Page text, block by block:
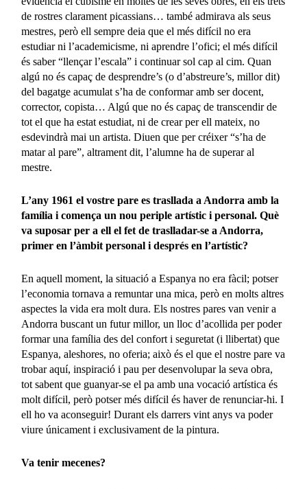
de rostres clarament picassians… també admirava als seus
mestres, però ell sempre deia que el més difícil no era
estudiar ni l’academicisme, ni aprendre l’ofici; el més difícil
és saber “llençar l’escala” i continuar sol cap al cim. Quan
algú no és capaç de desprendre’s (o d’abstreure’s, millor dit)
del bagatge acumulat s’ha de conformar amb ser docent,
corrector, copista… Algú que no és capaç de transcendir de
tot el que ha estat estudiat, ni de crear per ell mateix, no
esdevindrà mai un artista. Diuen que per créixer “s’ha de
matar al pare”, altrament dit, l’alumne ha de superar al
mestre.
L’any 1961 el vostre pare es trasllada a Andorra amb la
família i comença un nou periple artístic i personal. Què
va suposar per a ell el fet de traslladar-se a Andorra,
primer en l’àmbit personal i després en l’artístic?
En aquell moment, la situació a Espanya no era fàcil; potser
l’economia tornava a remuntar una mica, però en molts altres
aspectes la vida era molt dura. Els nostres pares van venir a
Andorra buscant un futur millor, un lloc d’acollida per poder
formar una família des del confort i seguretat (i llibertat) que
Espanya, aleshores, no oferia; això és el que el nostre pare va
trobar aquí, inspiració i pau per desenvolupar la seva obra,
tot sabent que guanyar-se el pa amb una vocació artística és
molt difícil, però potser més difícil és haver de renunciar-hi. I
ell ho va aconseguir! Durant els darrers vint anys va poder
viure únicament i exclusivament de la pintura.
Va tenir mecenes?